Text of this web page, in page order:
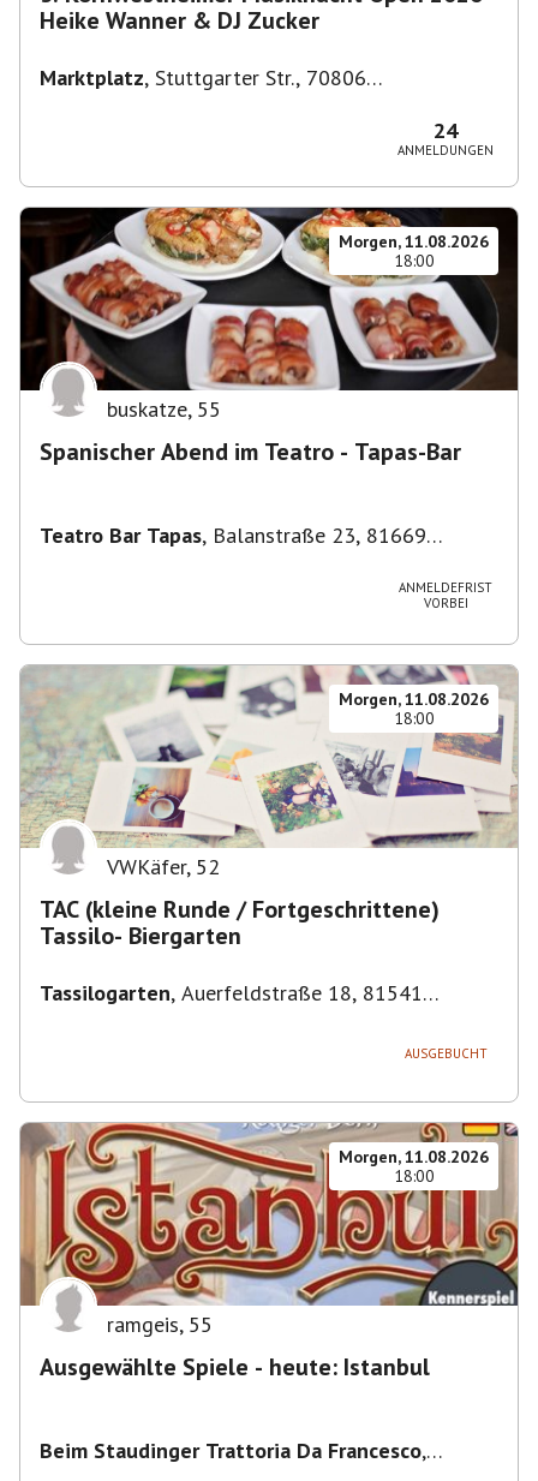
Heike Wanner & DJ Zucker
Marktplatz, Stuttgarter Str., 70806
24
ANMELDUNGEN
Morgen, 11.08.2026
18:00
buskatze, 55
Spanischer Abend im Teatro - Tapas-Bar
Teatro Bar Tapas, Balanstraße 23, 81669
ANMELDEFRIST
VORBEI
Morgen, 11.08.2026
18:00
VWKäfer, 52
TAC (kleine Runde / Fortgeschrittene)
Tassilo- Biergarten
Tassilogarten, Auerfeldstraße 18, 81541
AUSGEBUCHT
Morgen, 11.08.2026
18:00
ramgeis, 55
Ausgewählte Spiele - heute: Istanbul
Beim Staudinger Trattoria Da Francesco,